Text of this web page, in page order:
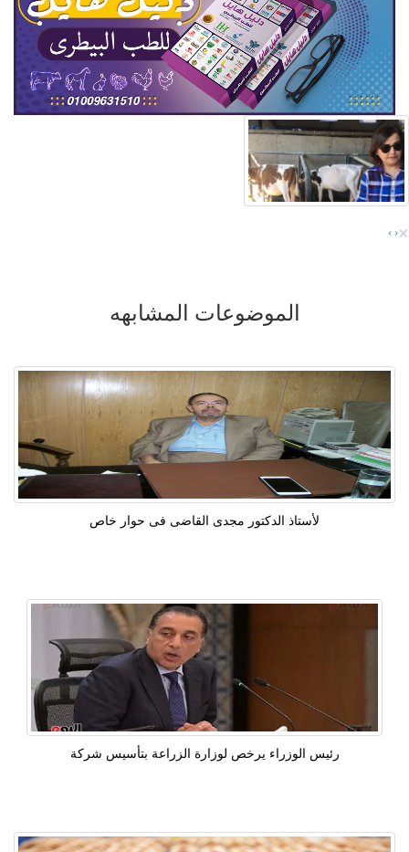
‹
› ×
الموضوعات المشابهه
لأستاذ الدكتور مجدى القاضى فى حوار خاص
رئيس الوزراء يرخص لوزارة الزراعة بتأسيس شركة